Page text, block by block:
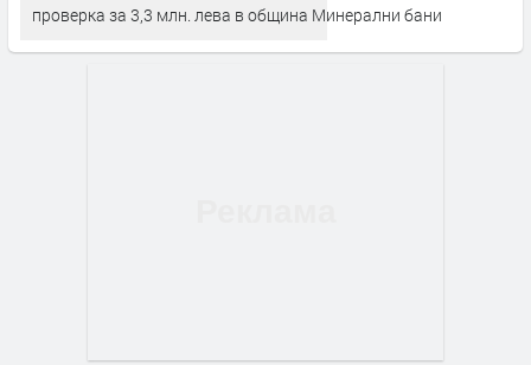
проверка за 3,3 млн. лева в община Минерални бани